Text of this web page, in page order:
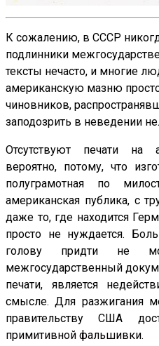
К сожалению, в СССР
подлинники
тексты нечасто, и многие
американскую мазню
чиновников,
заподозрить в неведении
Отсутствуют печати на
вероятно, потому, что
полуграмотная по
американская публика, с
даже то, где находится
просто не нуждается.
голову придти не
межгосударственный
печати, является
смысле. Для разжигания
правительству США
примитивной фальшивки.